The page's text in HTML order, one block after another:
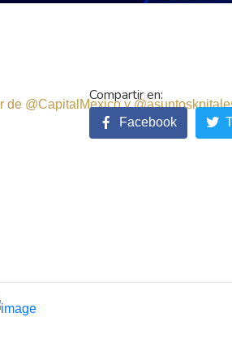
de @CapitalMexico y
Facebook